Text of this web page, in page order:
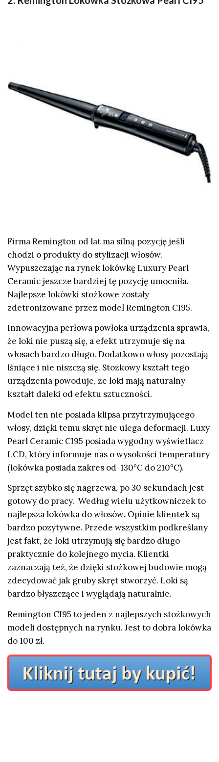
Firma Remington od lat ma silną pozycję jeśli
chodzi o produkty do stylizacji włosów.
Wypuszczając na rynek lokówkę Luxury Pearl
Ceramic jeszcze bardziej tę pozycję umocniła.
Najlepsze lokówki stożkowe zostały
zdetronizowane przez model Remington CI95.
Innowacyjna perłowa powłoka urządzenia sprawia,
że loki nie puszą się, a efekt utrzymuje się na
włosach bardzo długo. Dodatkowo włosy pozostają
lśniące i nie niszczą się. Stożkowy kształt tego
urządzenia powoduje, że loki mają naturalny
kształt daleki od efektu sztuczności.
Model ten nie posiada klipsa przytrzymującego
włosy, dzięki temu skręt nie ulega deformacji. Luxy
Pearl Ceramic CI95 posiada wygodny wyświetlacz
LCD, który informuje nas o wysokości temperatury
(lokówka posiada zakres od 130°C do 210°C).
Sprzęt szybko się nagrzewa, po 30 sekundach jest
gotowy do pracy. Według wielu użytkowniczek to
najlepsza lokówka do włosów. Opinie klientek są
bardzo pozytywne. Przede wszystkim podkreślany
jest fakt, że loki utrzymują się bardzo długo –
praktycznie do kolejnego mycia. Klientki
zaznaczają też, że dzięki stożkowej budowie mogą
zdecydować jak gruby skręt stworzyć. Loki są
bardzo błyszczące i wyglądają naturalnie.
Remington CI95 to jeden z najlepszych stożkowych
modeli dostępnych na rynku. Jest to dobralokówka
do 100 zł.